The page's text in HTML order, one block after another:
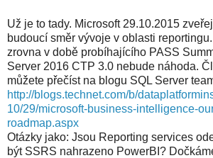
Už je to tady. Microsoft 29.10.2015
budoucí směr vývoje v oblasti
zrovna v době probíhajícího PASS
Server 2016 CTP 3.0 nebude náhoda.
můžete přečíst na blogu SQL Server
http://blogs.technet.com/b/
10/29/microsoft-business-intelligence-
roadmap.aspx
Otázky jako: Jsou Reporting services
být SSRS nahrazeno PowerBI?